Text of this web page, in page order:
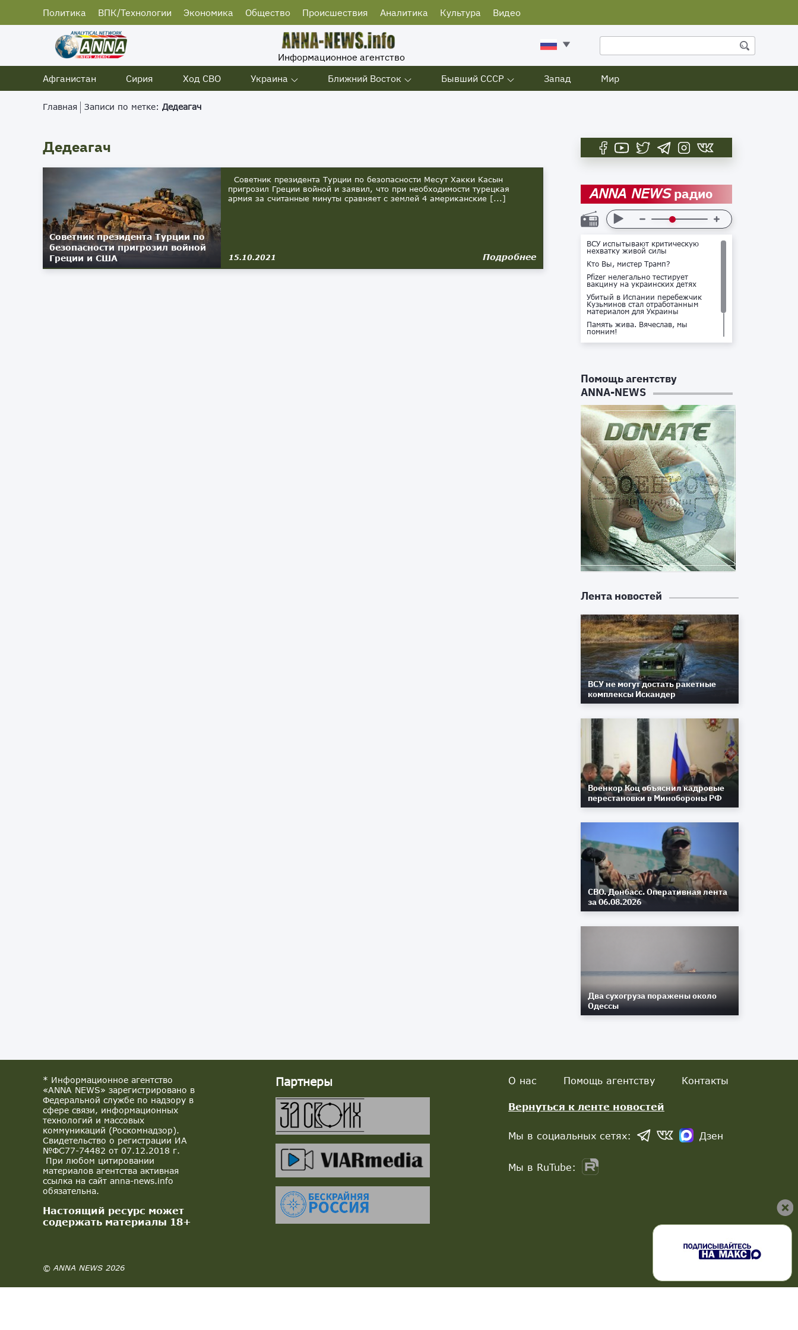
Политика ВПК/Технологии Экономика Общество Происшествия Аналитика Культура Видео
Информационное агентство
Афганистан
Сирия Ход СВО Украина Ближний Восток Бывший СССР Запад Мир
Главная Записи по метке: Дедеагач
Дедеагач
Советник президента Турции по
безопасности пригрозил войной
Греции и США
Советник президента Турции по безопасности Месут Хакки Касын
пригрозил Греции войной и заявил, что при необходимости турецкая
армия за считанные минуты сравняет с землей 4 американские [...]
15.10.2021 Подробнее
ANNA NEWSрадио
ВСУ испытывают критическую
нехватку живой силы
Кто Вы, мистер Трамп?
Pfizer нелегально тестирует
вакцину на украинских детях
Убитый в Испании перебежчик
Кузьминов стал отработанным
материалом для Украины
Память жива. Вячеслав, мы
помним!
Не доставайся ты никому!
Помощь агентству
ANNA-NEWS
Лента новостей
ВСУ не могут достать ракетные
комплексы Искандер
Военкор Коц объяснил кадровые
перестановки в Минобороны РФ
СВО. Донбасс. Оперативная лента
за 06.08.2026
Два сухогруза поражены около
Одессы
* Информационное агентство
«ANNA NEWS» зарегистрировано в
Федеральной службе по надзору в
сфере связи, информационных
технологий и массовых
коммуникаций (Роскомнадзор).
Свидетельство о регистрации ИА
№ФС77-74482 от 07.12.2018 г.
При любом цитировании
материалов агентства активная
ссылка на сайт anna-news.info
обязательна.
Настоящий ресурс может
содержать материалы 18+
© ANNA NEWS 2026
Партнеры О нас Помощь агентству Контакты
Вернуться к ленте новостей
Мы в социальных сетях: Дзен
Мы в RuTube: